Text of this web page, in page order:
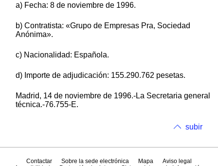
a) Fecha: 8 de noviembre de 1996.
b) Contratista: «Grupo de Empresas Pra, Sociedad
Anónima».
c) Nacionalidad: Española.
d) Importe de adjudicación: 155.290.762 pesetas.
Madrid, 14 de noviembre de 1996.-La Secretaria general
técnica.-76.755-E.
subir
Contactar Sobre la sede electrónica Mapa
Aviso legal